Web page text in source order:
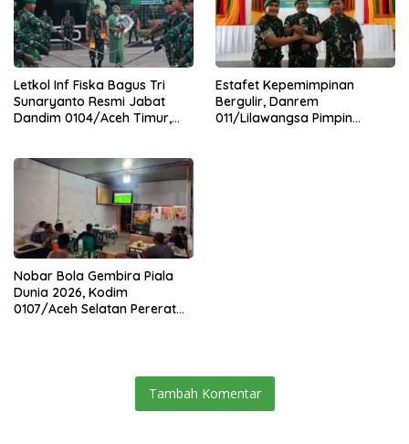
Letkol Inf Fiska Bagus Tri
Sunaryanto Resmi Jabat
Dandim 0104/Aceh Timur,
0104/Atim
Estafet Kepemimpinan
Bergulir, Danrem
011/Lilawangsa Pimpin
Nobar Bola Gembira Piala
Dunia 2026, Kodim
0107/Aceh Selatan Pererat
Tambah Komentar